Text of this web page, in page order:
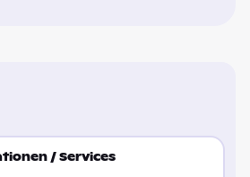
/ Services